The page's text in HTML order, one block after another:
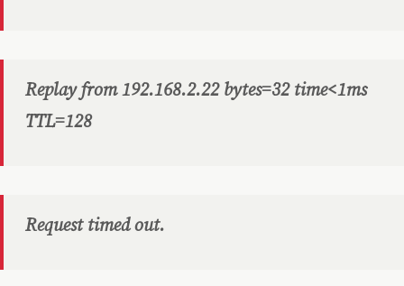
Replay from 192.168.2.22 bytes=32 time<1ms
TTL=128
Request timed out.